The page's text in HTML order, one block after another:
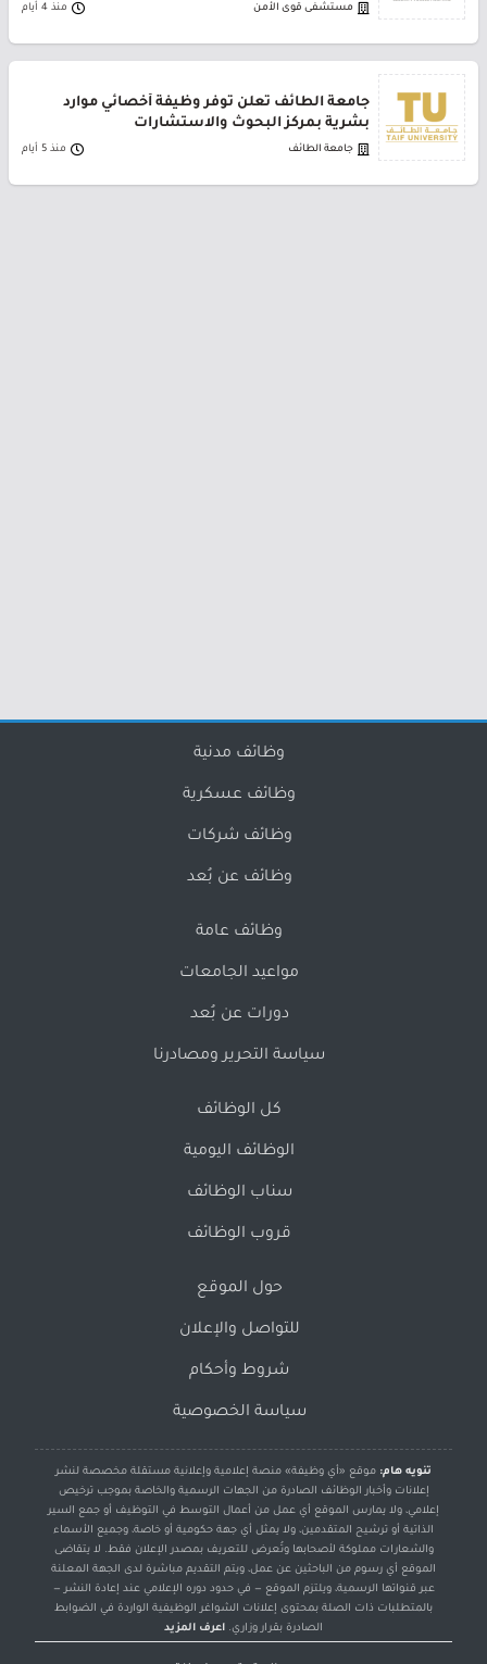
مستشفى قوى الأمن منذ 4 أيام
جامعة الطائف تعلن توفر وظيفة أخصائي موارد
بشرية بمركز البحوث والاستشارات
جامعة الطائف منذ 5 أيام
وظائف مدنية
وظائف عسكرية
وظائف شركات
وظائف عن بُعد
وظائف عامة
مواعيد الجامعات
دورات عن بُعد
سياسة التحرير ومصادرنا
كل الوظائف
الوظائف اليومية
سناب الوظائف
قروب الوظائف
حول الموقع
للتواصل والإعلان
شروط وأحكام
سياسة الخصوصية
تنويه هام: موقع «أي وظيفة» منصة إعلامية وإعلانية مستقلة مخصصة لنشر
إعلانات وأخبار الوظائف الصادرة من الجهات الرسمية والخاصة بموجب ترخيص
إعلامي، ولا يمارس الموقع أي عمل من أعمال التوسط في التوظيف أو جمع السير
الذاتية أو ترشيح المتقدمين، ولا يمثل أي جهة حكومية أو خاصة، وجميع الأسماء
والشعارات مملوكة لأصحابها وتُعرض للتعريف بمصدر الإعلان فقط. لا يتقاضى
الموقع أي رسوم من الباحثين عن عمل، ويتم التقديم مباشرة لدى الجهة المعلنة
عبر قنواتها الرسمية، ويلتزم الموقع — في حدود دوره الإعلامي عند إعادة النشر —
بالمتطلبات ذات الصلة بمحتوى إعلانات الشواغر الوظيفية الواردة في الضوابط
الصادرة بقرار وزاري. اعرف المزيد